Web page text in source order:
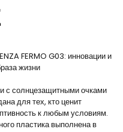
FERMO G03: инновации и
жизни
с солнцезащитными очками
для тех, кто ценит
к любым условиям.
пластика выполнена в